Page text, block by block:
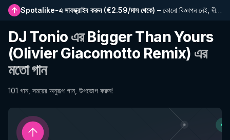
Spotalike-এ সাবস্ক্রাইব করুন(€2.59/মাস থেকে) – কোনো বিজ্ঞাপন নেই, দীর্ঘতর প্লেলিস্ট, সম্পূর্ণ ইতিহাস এবং নতুন বৈশিষ্ট্যে প্রাথমিক প্রবেশাধিকার
DJ Tonio এরBigger Than Yours
(Olivier Giacomotto Remix) এর
মতো গান
101 গান, সময়ের অনুরূপ গান, উপভোগ করুন!